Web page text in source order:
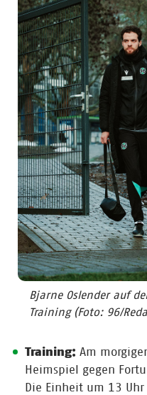
Bjarne Oslender auf
Training (Foto: 96/
Training: Am
Heimspiel gegen
Die Einheit um 13